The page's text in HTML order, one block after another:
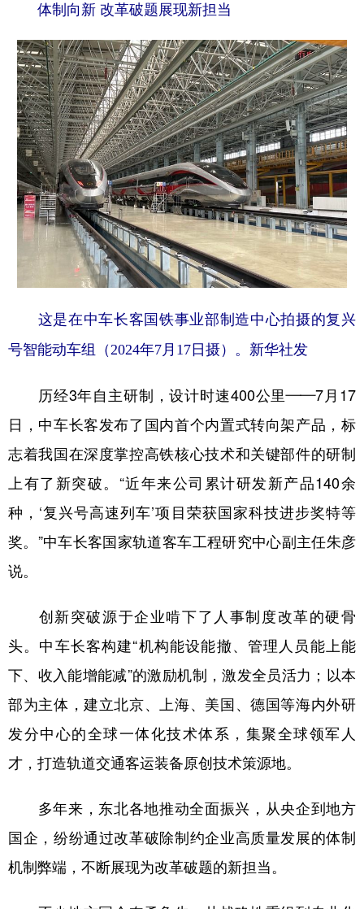
体制向新 改革破题展现新担当
这是在中车长客国铁事业部制造中心拍摄的复兴
号智能动车组（2024年7月17日摄）。新华社发
历经3年自主研制，设计时速400公里——7月17
日，中车长客发布了国内首个内置式转向架产品，标
志着我国在深度掌控高铁核心技术和关键部件的研制
上有了新突破。“近年来公司累计研发新产品140余
种，‘复兴号高速列车’项目荣获国家科技进步奖特等
奖。”中车长客国家轨道客车工程研究中心副主任朱彦
说。
创新突破源于企业啃下了人事制度改革的硬骨
头。中车长客构建“机构能设能撤、管理人员能上能
下、收入能增能减”的激励机制，激发全员活力；以本
部为主体，建立北京、上海、美国、德国等海内外研
发分中心的全球一体化技术体系，集聚全球领军人
才，打造轨道交通客运装备原创技术策源地。
多年来，东北各地推动全面振兴，从央企到地方
国企，纷纷通过改革破除制约企业高质量发展的体制
机制弊端，不断展现为改革破题的新担当。